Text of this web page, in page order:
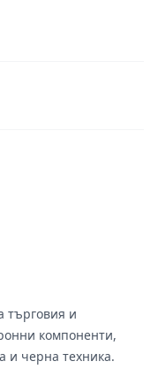
търговия и
компоненти,
и черна техника.